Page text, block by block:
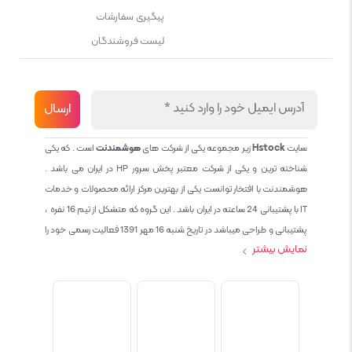
پیگیری سفارشات
لیست فروشندگان
سایتHstockزیر مجموعه یکی از شرکت هایهوشمندنتاست . که یکی
شناخته ترین و یکی از شرکت معتبر پخش سرور HP در ایران می باشد .
هوشمندنت با افتخار توانست یکی از بهترین مرکز ارائه محصولات و خدمات
IT با پشتیبانی 24 ساعته در ایران باشد . این گروه که متشکل از تیم 16 نفره ،
پشتیبانی و طراحی میباشد در تاریخ شنبه 16 مهر 1391 فعالیت رسمی خود را
نمایش بیشتر